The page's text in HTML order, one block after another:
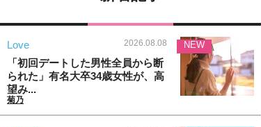
Love 2026.08.08
「初回デートした男性全員から断
られた」有名大卒34歳女性が、高
望み...
菊乃
NEW